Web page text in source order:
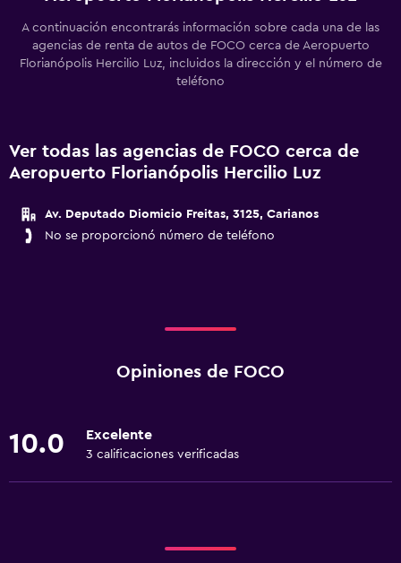
A continuación encontrarás información sobre cada una de las
agencias de renta de autos de FOCO cerca de Aeropuerto
Florianópolis Hercilio Luz, incluidos la dirección y el número de
teléfono
Ver todas las agencias de FOCO cerca de
Aeropuerto Florianópolis Hercilio Luz
Av. Deputado Diomicio Freitas, 3125, Carianos
No se proporcionó número de teléfono
Opiniones de FOCO
10.0 Excelente
3 calificaciones verificadas